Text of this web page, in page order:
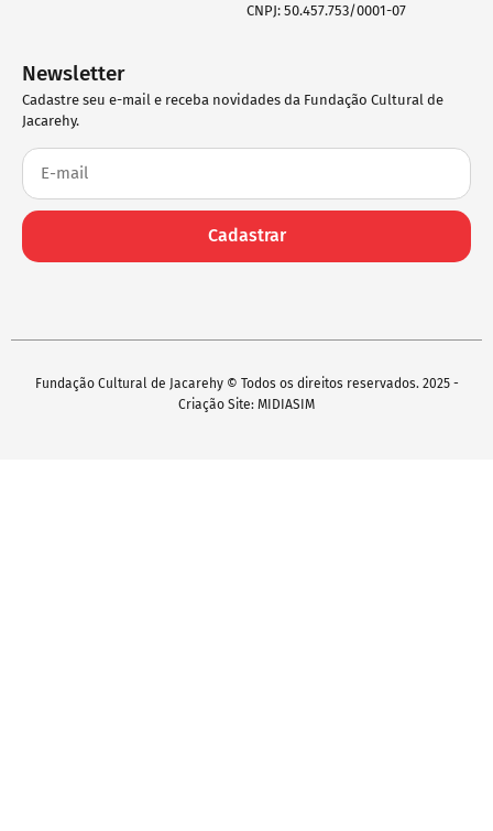
CNPJ: 50.457.753/0001-07
Newsletter
Cadastre seu e-mail e receba novidades da Fundação Cultural de
Jacarehy.
Cadastrar
Fundação Cultural de Jacarehy © Todos os direitos reservados. 2025 -
Criação Site: MIDIASIM